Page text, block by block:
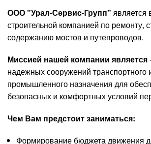
ООО "Урал-Сервис-Групп" является
строительной компанией по ремонту,
содержанию мостов и путепроводов.
Миссией нашей компании является
надежных сооружений транспортного
промышленного назначения для
безопасных и комфортных условий
Чем Вам предстоит заниматься:
Формирование бюджета движения